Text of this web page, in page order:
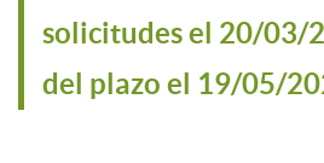
solicitudes el 20/03/
del plazo el 19/05/